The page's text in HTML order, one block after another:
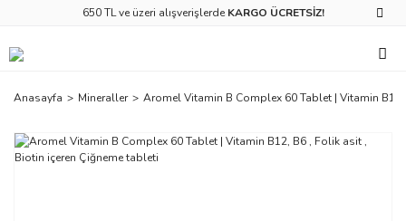
650 TL ve üzeri alışverişlerde KARGO ÜCRETSİZ!
Anasayfa Mineraller Aromel Vitamin B Complex 60 Tablet | Vitamin